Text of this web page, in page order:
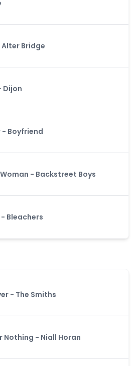
Alter Bridge
Dijon
- Boyfriend
- Backstreet Boys
Bleachers
- The Smiths
Nothing - Niall Horan